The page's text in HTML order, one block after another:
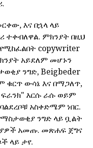
እና በኋላ ላይ
ተቀብለዋል. ምክንያት በዚህ
የሚከፈልበት copywriter
አይደለም መሆኑን
ንግድ, Beigbeder
ውሳኔ እና በማጋለጥ,
እርሱ ራሱ ወይም
አስቀድሜም ነበር.
የማስታወቂያ ንግድ ላይ ቧልት
አመጡ. መጽሐፍ ጀግና
ላይ ታየ.